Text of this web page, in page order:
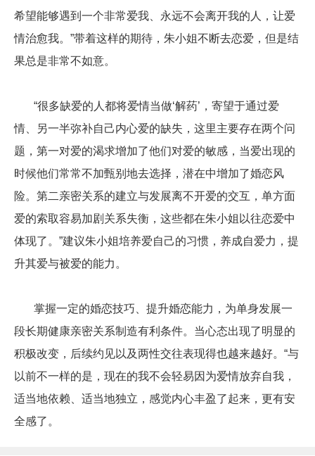
希望能够遇到一个非常爱我、永远不会离开我的人，让爱
情治愈我。”带着这样的期待，朱小姐不断去恋爱，但是结
果总是非常不如意。
“很多缺爱的人都将爱情当做‘解药’，寄望于通过爱
情、另一半弥补自己内心爱的缺失，这里主要存在两个问
题，第一对爱的渴求增加了他们对爱的敏感，当爱出现的
时候他们常常不加甄别地去选择，潜在中增加了婚恋风
险。第二亲密关系的建立与发展离不开爱的交互，单方面
爱的索取容易加剧关系失衡，这些都在朱小姐以往恋爱中
体现了。”建议朱小姐培养爱自己的习惯，养成自爱力，提
升其爱与被爱的能力。
掌握一定的婚恋技巧、提升婚恋能力，为单身发展一
段长期健康亲密关系制造有利条件。当心态出现了明显的
积极改变，后续约见以及两性交往表现得也越来越好。“与
以前不一样的是，现在的我不会轻易因为爱情放弃自我，
适当地依赖、适当地独立，感觉内心丰盈了起来，更有安
全感了。